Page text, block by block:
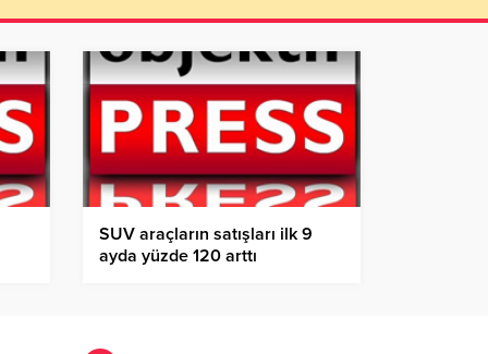
SUV araçların satışları ilk 9
ayda yüzde 120 arttı